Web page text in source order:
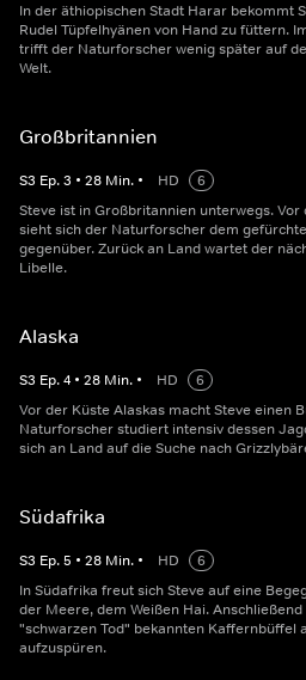
In der äthiopischen Stadt Harar bekommt
Rudel Tüpfelhyänen von Hand zu füttern.
trifft der Naturforscher wenig später auf
Welt.
Großbritannien
S3 Ep.3 • 28 Min. • HD
6
Steve ist in Großbritannien unterwegs.
sieht sich der Naturforscher dem
gegenüber. Zurück an Land wartet der
Libelle.
Alaska
S3 Ep.4 • 28 Min. • HD
6
Vor der Küste Alaskas macht Steve einen
Naturforscher studiert intensiv dessen
sich an Land auf die Suche nach
Südafrika
S3 Ep.5 • 28 Min. • HD
6
In Südafrika freut sich Steve auf eine
der Meere, dem Weißen Hai.
"schwarzen Tod" bekannten Kaffernbüffel
aufzuspüren.